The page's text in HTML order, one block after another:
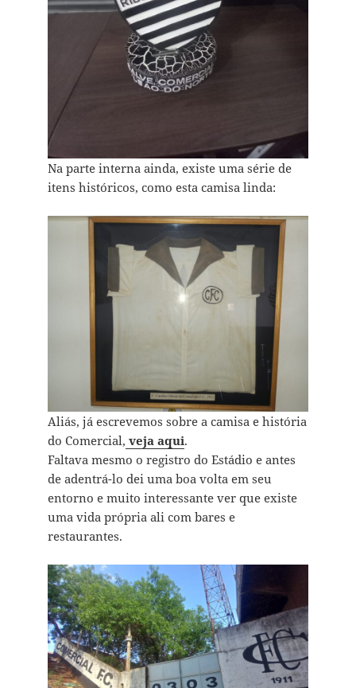
Na parte interna ainda, existe uma série de
itens históricos, como esta camisa linda:
Aliás, já escrevemos sobre a camisa e história
do Comercial, veja aqui.
Faltava mesmo o registro do Estádio e antes
de adentrá-lo dei uma boa volta em seu
entorno e muito interessante ver que existe
uma vida própria ali com bares e
restaurantes.